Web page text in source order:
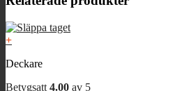
+
Deckare
Betygsatt 4.00 av 5